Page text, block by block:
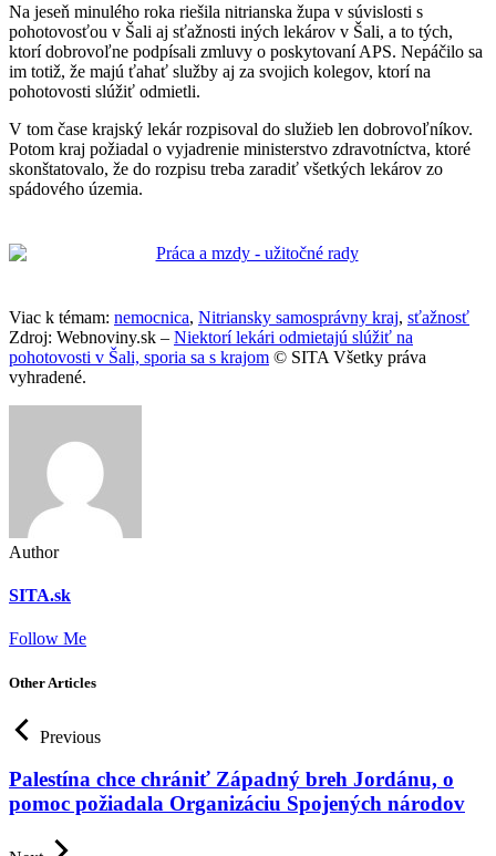
Na jeseň minulého roka riešila nitrianska župa v súvislosti s
pohotovosťou v Šali aj sťažnosti iných lekárov v Šali, a to tých,
ktorí dobrovoľne podpísali zmluvy o poskytovaní APS. Nepáčilo sa
im totiž, že majú ťahať služby aj za svojich kolegov, ktorí na
pohotovosti slúžiť odmietli.
V tom čase krajský lekár rozpisoval do služieb len dobrovoľníkov.
Potom kraj požiadal o vyjadrenie ministerstvo zdravotníctva, ktoré
skonštatovalo, že do rozpisu treba zaradiť všetkých lekárov zo
spádového územia.
Viac k témam: nemocnica, Nitriansky samosprávny kraj, sťažnosť
Zdroj: Webnoviny.sk – Niektorí lekári odmietajú slúžiť na
pohotovosti v Šali, sporia sa s krajom © SITA Všetky práva
vyhradené.
Author
SITA.sk
Follow Me
Other Articles
Previous
Palestína chce chrániť Západný breh Jordánu, o
pomoc požiadala Organizáciu Spojených národov